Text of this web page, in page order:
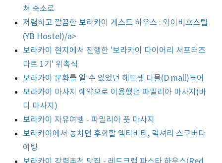
쳐 숙소로
저렴하고 깔끔한 보라카이 게스트 하우스 : 와이비호스텔
(YB Hostel)/a>
보라카이 현지에서 진행한 '보라카이 다이어리 서포터즈
다트 1기' 위촉식
보라카이 문화를 알 수 있었던 헤드셋 디몰(D mall)투어
보라카이 마사지 예약으로 이용했던 파밀리아 마사지(바
디 마사지)
보라카이 자유여행 - 파밀리아 풋 마사지
보라카이에서 놓치면 후회할 액티비티, 럭셔리 스쿠버다
이빙